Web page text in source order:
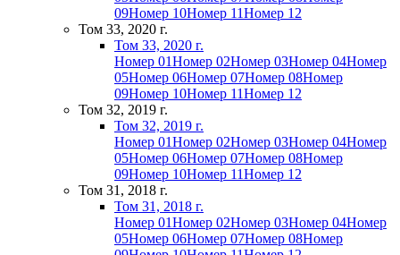
09Номер 10Номер 11Номер 12
Том 33, 2020 г.
Том 33, 2020 г.
Номер 01Номер 02Номер 03Номер 04Номер
05Номер 06Номер 07Номер 08Номер
09Номер 10Номер 11Номер 12
Том 32, 2019 г.
Том 32, 2019 г.
Номер 01Номер 02Номер 03Номер 04Номер
05Номер 06Номер 07Номер 08Номер
09Номер 10Номер 11Номер 12
Том 31, 2018 г.
Том 31, 2018 г.
Номер 01Номер 02Номер 03Номер 04Номер
05Номер 06Номер 07Номер 08Номер